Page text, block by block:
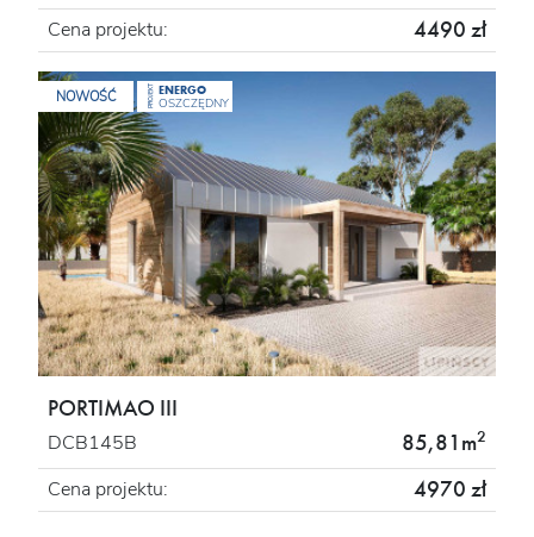
Cena projektu: 4490 zł
NOWOŚĆ PROJEKT ENERGO
OSZCZĘDNY
PORTIMAO III
DCB145B 85,81m2
Cena projektu: 4970 zł